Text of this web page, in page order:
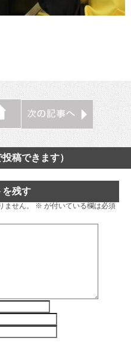
稿できます）
を残す
せん。 ※ が付いている欄は必須